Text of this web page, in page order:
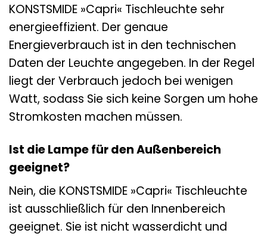
KONSTSMIDE »Capri« Tischleuchte sehr
energieeffizient. Der genaue
Energieverbrauch ist in den technischen
Daten der Leuchte angegeben. In der Regel
liegt der Verbrauch jedoch bei wenigen
Watt, sodass Sie sich keine Sorgen um hohe
Stromkosten machen müssen.
Ist die Lampe für den Außenbereich
geeignet?
Nein, die KONSTSMIDE »Capri« Tischleuchte
ist ausschließlich für den Innenbereich
geeignet. Sie ist nicht wasserdicht und